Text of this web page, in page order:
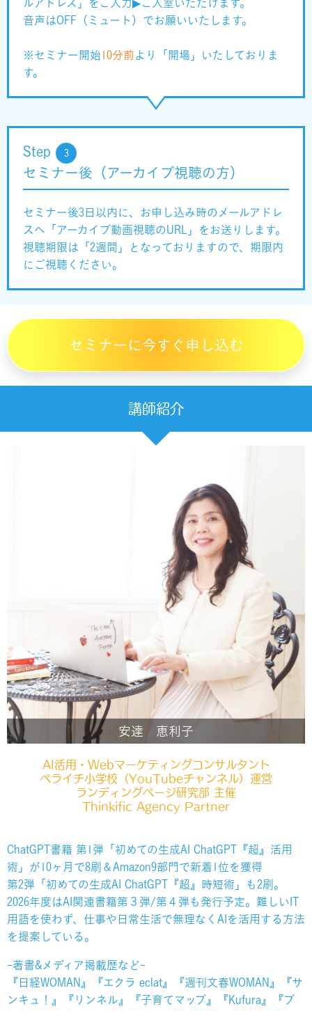
ルアドレス」をご入力▶ご入室いただけます。
音声はOFF（ミュート）でお願いいたします。
※セミナー開始 10分前より「 開場 」いたしておりま
す。
Step 3
セミナー後（アーカイブ視聴の方）
セミナー後3日以内に、お申し込み時のメールアドレ
スへ「アーカイブ動画視聴のURL」をお送りします。
視聴期限は「2週間」となっておりますので、期限内
にご視聴ください。
セミナーに今すぐ申し込む
講師紹介
安達 恵利子
AI活用・Webマーケティングコンサルタント
ペライチ小学校（YouTubeチャンネル）運営
ランディングページ研究部 主催
Thinkific Agency Partner
ChatGPT書籍 第1弾「初めての生成AI ChatGPT『超』活用
術」が10ヶ月で8刷＆Amazon9部門で新着1位を獲得
第2弾「初めての生成AI ChatGPT『超』時短術」も2刷。
2026年度はAI関連書籍第３弾/第４弾も発行予定。難しいIT
用語を使わず、仕事や日常生活で無理なくAIを活用する方法
を提案している。
-著書&メディア掲載歴など-
『日経WOMAN』『エクラ eclat』『週刊文春WOMAN』『サ
ンキュ！』『リンネル』『子育てマップ』『Kufura』『プ